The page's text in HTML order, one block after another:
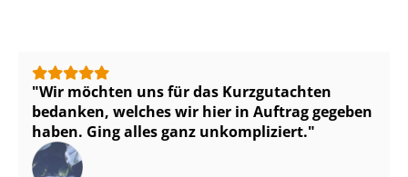
Wir möchten uns für das Kurzgutachten
bedanken, welches wir hier in Auftrag gegeben
haben. Ging alles ganz unkompliziert.